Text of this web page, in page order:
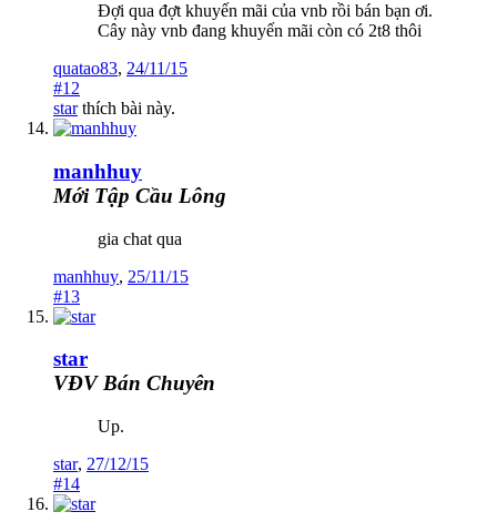
Đợi qua đợt khuyến mãi của vnb rồi bán bạn ơi.
Cây này vnb đang khuyến mãi còn có 2t8 thôi
quatao83, 24/11/15
#12
starthích bài này.
manhhuy
Mới Tập Cầu Lông
gia chat qua
manhhuy, 25/11/15
#13
star
VĐV Bán Chuyên
Up.
star, 27/12/15
#14